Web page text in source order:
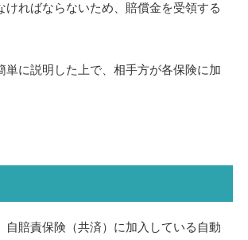
ればならないため、賠償金を受領する
に説明した上で、相手方が各保険に加
賠責保険（共済）に加入している自動